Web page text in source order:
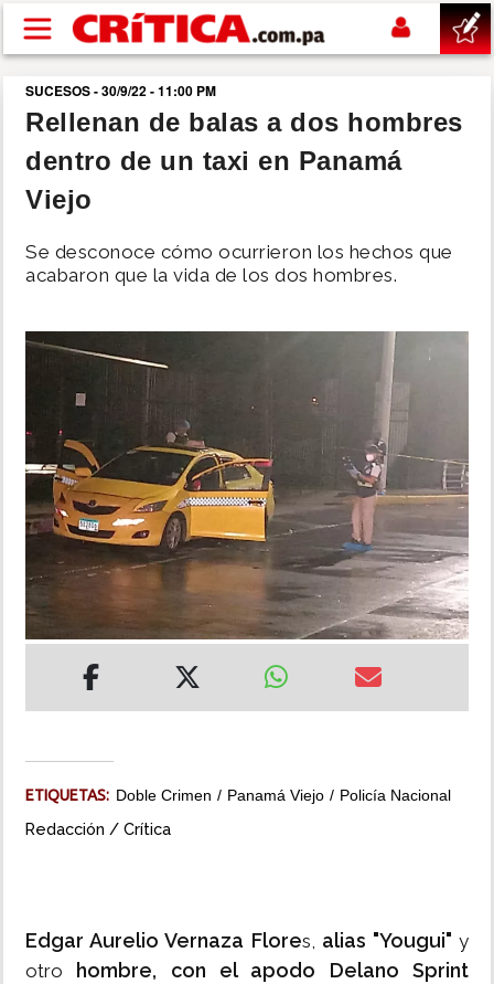
Pasar al contenido principal
buscar
SUCESOS
POLÍTICA
SHOW
DEPORTES
MUNDO
INSÓLITAS
SUCESOS - 30/9/22 - 11:00 PM
Rellenan de balas a dos hombres
dentro de un taxi en Panamá
Viejo
Se desconoce cómo ocurrieron los hechos que
acabaron que la vida de los dos hombres.
ETIQUETAS: Doble Crimen Panamá Viejo Policía Nacional
Redacción / Crítica
Edgar Aurelio Vernaza Flores, alias "Yougui" y
otro hombre, con el apodo Delano Sprint